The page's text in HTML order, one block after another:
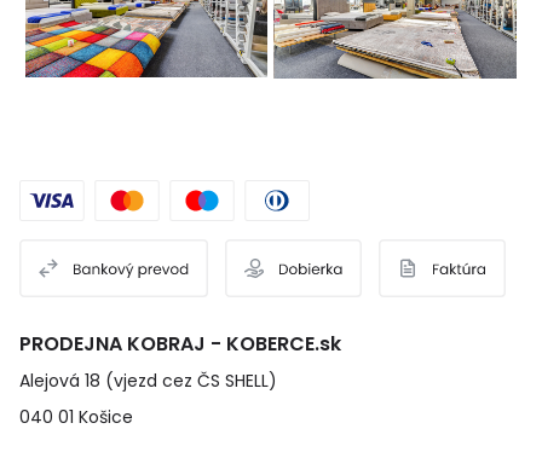
PRODEJNA KOBRAJ - KOBERCE.sk
Alejová 18 (vjezd cez ČS SHELL)
040 01 Košice